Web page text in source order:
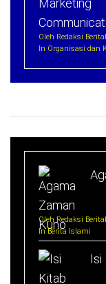
Oleh Redaksi
In Organisasi dan
Oleh Redaksi
In Berita Islami
Isi